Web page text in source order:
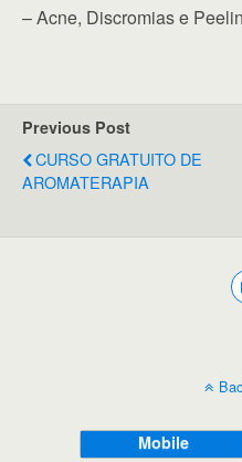
– Acne, Discromias e
Previous Post
CURSO GRATUITO DE
AROMATERAPIA
Mobile